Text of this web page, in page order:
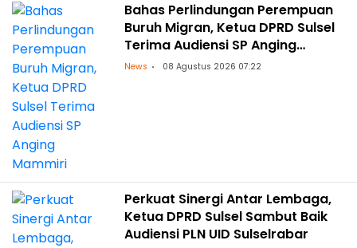
Bahas Perlindungan Perempuan
Buruh Migran, Ketua DPRD Sulsel
Terima Audiensi SP Anging
Mammiri
News 08 Agustus 2026 07:22
Perkuat Sinergi Antar Lembaga,
Ketua DPRD Sulsel Sambut Baik
Audiensi PLN UID Sulselrabar